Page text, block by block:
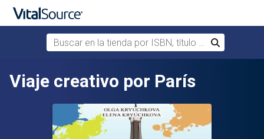
Saltar al contenido principal
Buscar en la tienda por ISBN, título o autor
Buscar
Viaje creativo por París